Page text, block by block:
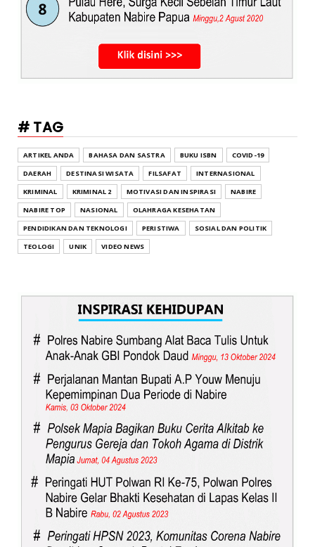
# TAG
ARTIKEL ANDA BAHASA DAN SASTRA BUKU ISBN
COVID-19
DAERAH
DESTINASI WISATA FILSAFAT
INTERNASIONAL
KRIMINAL
KRIMINAL 2 MOTIVASI DAN INSPIRASI
NABIRE
NABIRE TOP
NASIONAL
OLAHRAGA KESEHATAN
PENDIDIKAN DAN TEKNOLOGI
PERISTIWA
SOSIAL DAN POLITIK
TEOLOGI
UNIK VIDEO NEWS